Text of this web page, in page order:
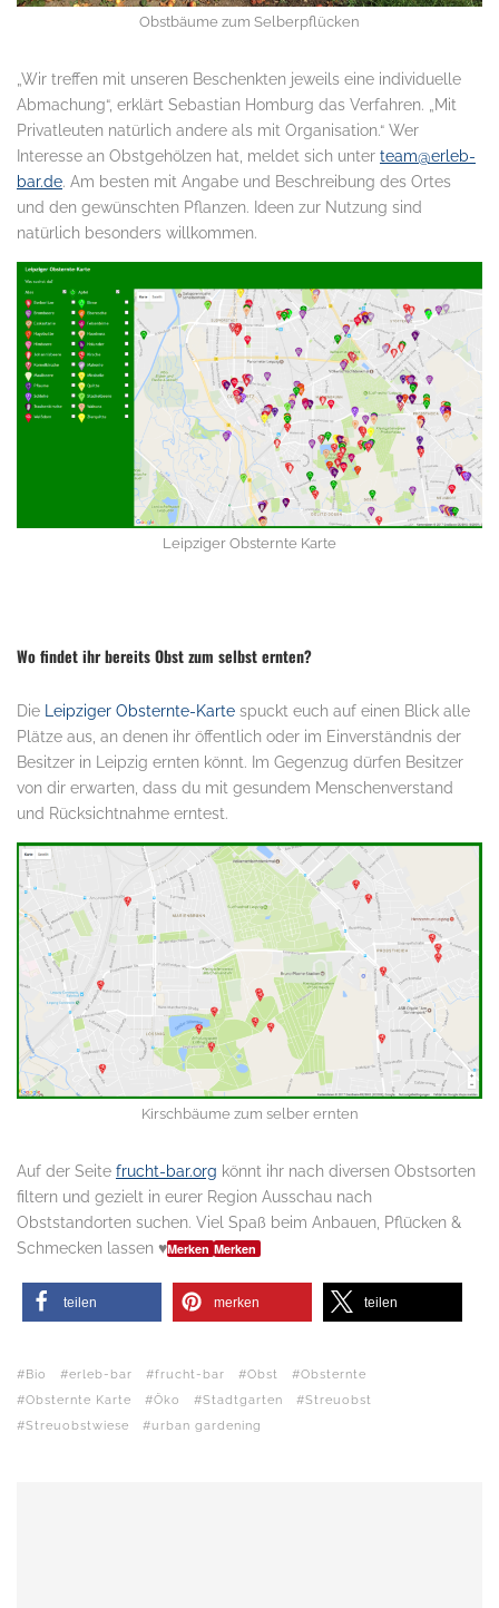
Obstbäume zum Selberpflücken
„Wir treffen mit unseren Beschenkten jeweils eine individuelle
Abmachung“, erklärt Sebastian Homburg das Verfahren. „Mit
Privatleuten natürlich andere als mit Organisation.“ Wer
Interesse an Obstgehölzen hat, meldet sich unter team@erleb-
bar.de. Am besten mit Angabe und Beschreibung des Ortes
und den gewünschten Pflanzen. Ideen zur Nutzung sind
natürlich besonders willkommen.
Leipziger Obsternte Karte
Wo findet ihr bereits Obst zum selbst ernten?
Die Leipziger Obsternte-Karte spuckt euch auf einen Blick alle
Plätze aus, an denen ihr öffentlich oder im Einverständnis der
Besitzer in Leipzig ernten könnt. Im Gegenzug dürfen Besitzer
von dir erwarten, dass du mit gesundem Menschenverstand
und Rücksichtnahme erntest.
Kirschbäume zum selber ernten
Auf der Seite frucht-bar.org könnt ihr nach diversen Obstsorten
filtern und gezielt in eurer Region Ausschau nach
Obststandorten suchen. Viel Spaß beim Anbauen, Pflücken &
Schmecken lassen ♥Merken Merken
teilen merken teilen
Bio erleb-bar frucht-bar Obst
Obsternte
Obsternte Karte
Öko Stadtgarten
Streuobst
Streuobstwiese
urban gardening